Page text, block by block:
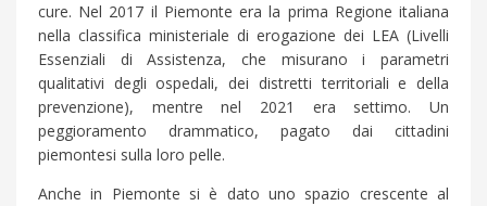
cure. Nel 2017 il Piemonte era la prima Regione italiana
nella classifica ministeriale di erogazione dei LEA (Livelli
Essenziali di Assistenza, che misurano i parametri
qualitativi degli ospedali, dei distretti territoriali e della
prevenzione), mentre nel 2021 era settimo. Un
peggioramento drammatico, pagato dai cittadini
piemontesi sulla loro pelle.
Anche in Piemonte si è dato uno spazio crescente al